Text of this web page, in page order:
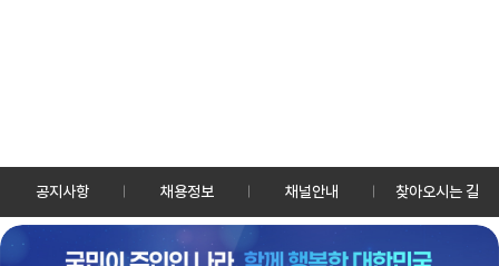
공지사항 채용정보 채널안내 찾아오시는 길
30128 세종특별자치시 정부2청사로 13 한국정책방송원 KTV